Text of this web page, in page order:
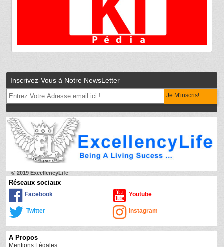
Inscrivez-Vous à Notre NewsLetter
Je M'inscris!
© 2019 ExcellencyLife
Réseaux sociaux
Facebook Youtube
Twitter Instagram
A Propos
Mentions Légales